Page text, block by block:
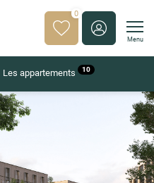
0
Menu
Les appartements 10